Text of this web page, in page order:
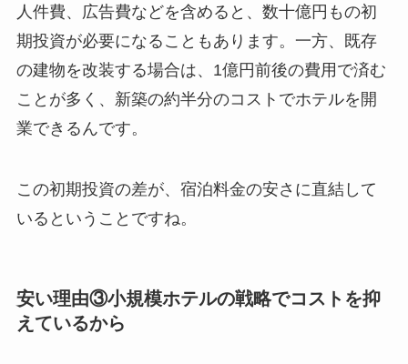
人件費、広告費などを含めると、数十億円もの初
期投資が必要になることもあります。一方、既存
の建物を改装する場合は、1億円前後の費用で済む
ことが多く、新築の約半分のコストでホテルを開
業できるんです。
この初期投資の差が、宿泊料金の安さに直結して
いるということですね。
安い理由③小規模ホテルの戦略でコストを抑
えているから